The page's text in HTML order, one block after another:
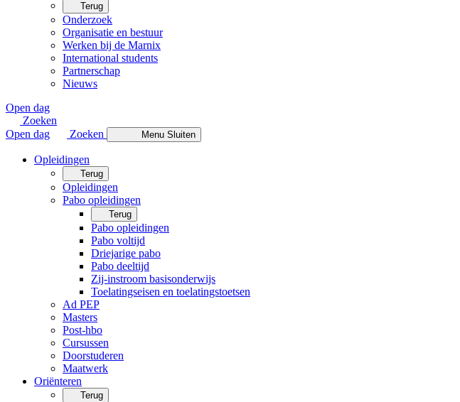
Terug
Onderzoek
Organisatie en bestuur
Werken bij de Marnix
International students
Partnerschap
Nieuws
Open dag
Zoeken
Open dag
Zoeken Menu Sluiten
Opleidingen
Terug
Opleidingen
Pabo opleidingen
Terug
Pabo opleidingen
Pabo voltijd
Driejarige pabo
Pabo deeltijd
Zij-instroom basisonderwijs
Toelatingseisen en toelatingstoetsen
Ad PEP
Masters
Post-hbo
Cursussen
Doorstuderen
Maatwerk
Oriënteren
Terug